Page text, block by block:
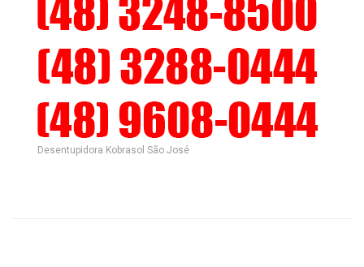
Desentupidora Kobrasol São José